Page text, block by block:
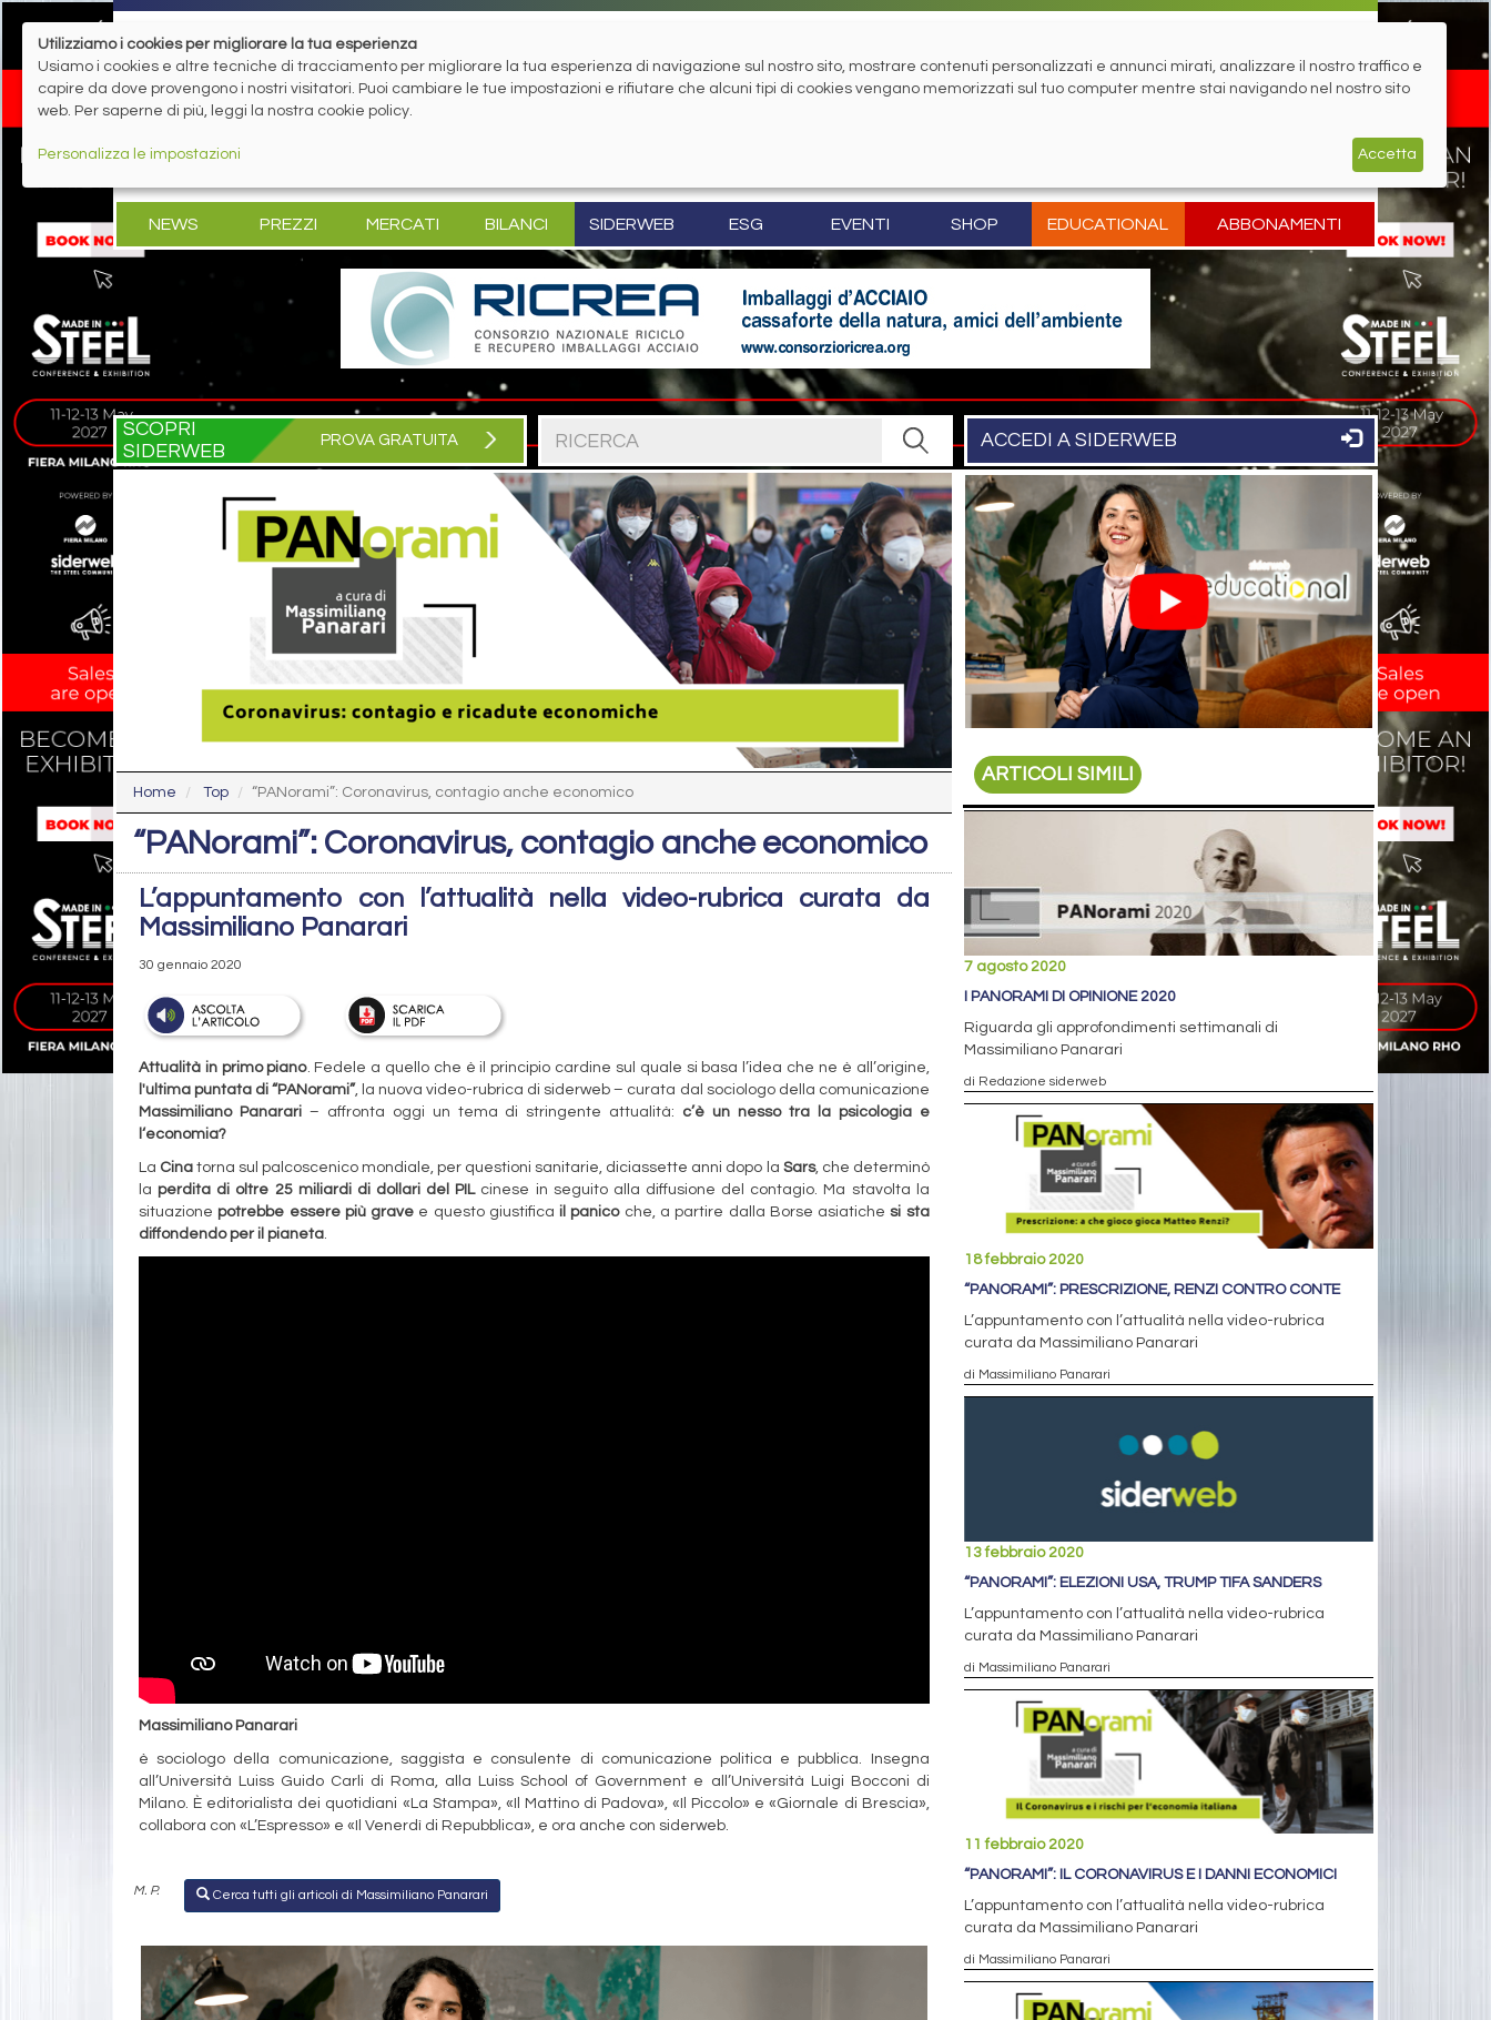
NEWS PREZZI MERCATI BILANCI SIDERWEB ESG EVENTI SHOP EDUCATIONAL ABBONAMENTI
SCOPRI
SIDERWEB
PROVA GRATUITA ACCEDI A SIDERWEB
Home Top “PANorami”: Coronavirus, contagio anche economico
“PANorami”: Coronavirus, contagio anche economico
L’appuntamento con l’attualità nella video-rubrica curata da
Massimiliano Panarari
30 gennaio 2020
Attualità in primo piano. Fedele a quello che è il principio cardine sul quale si basa l’idea che ne è all’origine,
l'ultima puntata di “PANorami”, la nuova video-rubrica di siderweb – curata dal sociologo della comunicazione
Massimiliano Panarari– affronta oggi un tema di stringente attualità: c’è un nesso tra la psicologia e
l‘economia?
La Cina torna sul palcoscenico mondiale, per questioni sanitarie, diciassette anni dopo la Sars, che determinò
la perdita di oltre 25 miliardi di dollari del PILcinese in seguito alla diffusione del contagio. Ma stavolta la
situazione potrebbe essere più grave e questo giustifica il panicoche, a partire dalla Borse asiatichesi sta
diffondendo per il pianeta.
Massimiliano Panarari
è sociologo della comunicazione, saggista e consulente di comunicazione politica e pubblica. Insegna
all’Università Luiss Guido Carli di Roma, alla Luiss School of Government e all’Università Luigi Bocconi di
Milano. È editorialista dei quotidiani «La Stampa», «Il Mattino di Padova», «Il Piccolo» e «Giornale di Brescia»,
collabora con «L’Espresso» e «Il Venerdì di Repubblica», e ora anche con siderweb.
M. P. Cerca tutti gli articoli di Massimiliano Panarari
ARTICOLI SIMILI
7 agosto 2020
I PANORAMI DI OPINIONE 2020
Riguarda gli approfondimenti settimanali di
Massimiliano Panarari
di Redazione siderweb
18 febbraio 2020
“PANORAMI”: PRESCRIZIONE, RENZI CONTRO CONTE
L’appuntamento con l’attualità nella video-rubrica
curata da Massimiliano Panarari
di Massimiliano Panarari
13 febbraio 2020
“PANORAMI”: ELEZIONI USA, TRUMP TIFA SANDERS
L’appuntamento con l’attualità nella video-rubrica
curata da Massimiliano Panarari
di Massimiliano Panarari
11 febbraio 2020
“PANORAMI”: IL CORONAVIRUS E I DANNI ECONOMICI
L’appuntamento con l’attualità nella video-rubrica
curata da Massimiliano Panarari
di Massimiliano Panarari
Utilizziamo i cookies per migliorare la tua esperienza
Usiamo i cookies e altre tecniche di tracciamento per migliorare la tua esperienza di navigazione sul nostro sito, mostrare contenuti personalizzati e annunci mirati, analizzare il nostro traffico e
capire da dove provengono i nostri visitatori. Puoi cambiare le tue impostazioni e rifiutare che alcuni tipi di cookies vengano memorizzati sul tuo computer mentre stai navigando nel nostro sito
web. Per saperne di più, leggi la nostra cookie policy.
Personalizza le impostazioni Accetta